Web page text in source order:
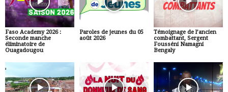
Faso Academy 2026 :
Seconde manche
éliminatoire de
Ouagadougou
Paroles de jeunes du 05
août 2026
Témoignage de l’ancien
combattant, Sergent
Fousséni Namagni
Bengaly